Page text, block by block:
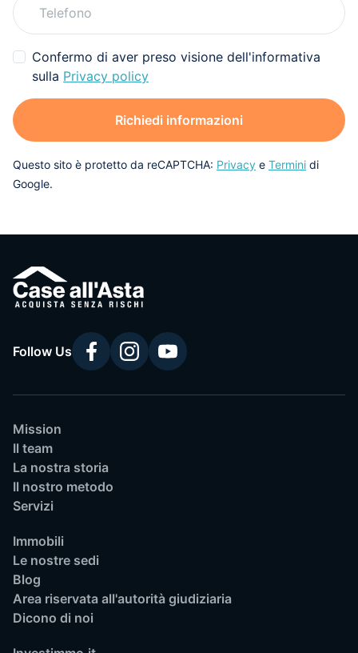
Confermo di aver preso visione dell'informativa
sulla Privacy policy
Richiedi informazioni
Questo sito è protetto da reCAPTCHA: Privacy e Termini di
Google.
Follow Us
Mission
Il team
La nostra storia
Il nostro metodo
Servizi
Immobili
Le nostre sedi
Blog
Area riservata all'autorità giudiziaria
Dicono di noi